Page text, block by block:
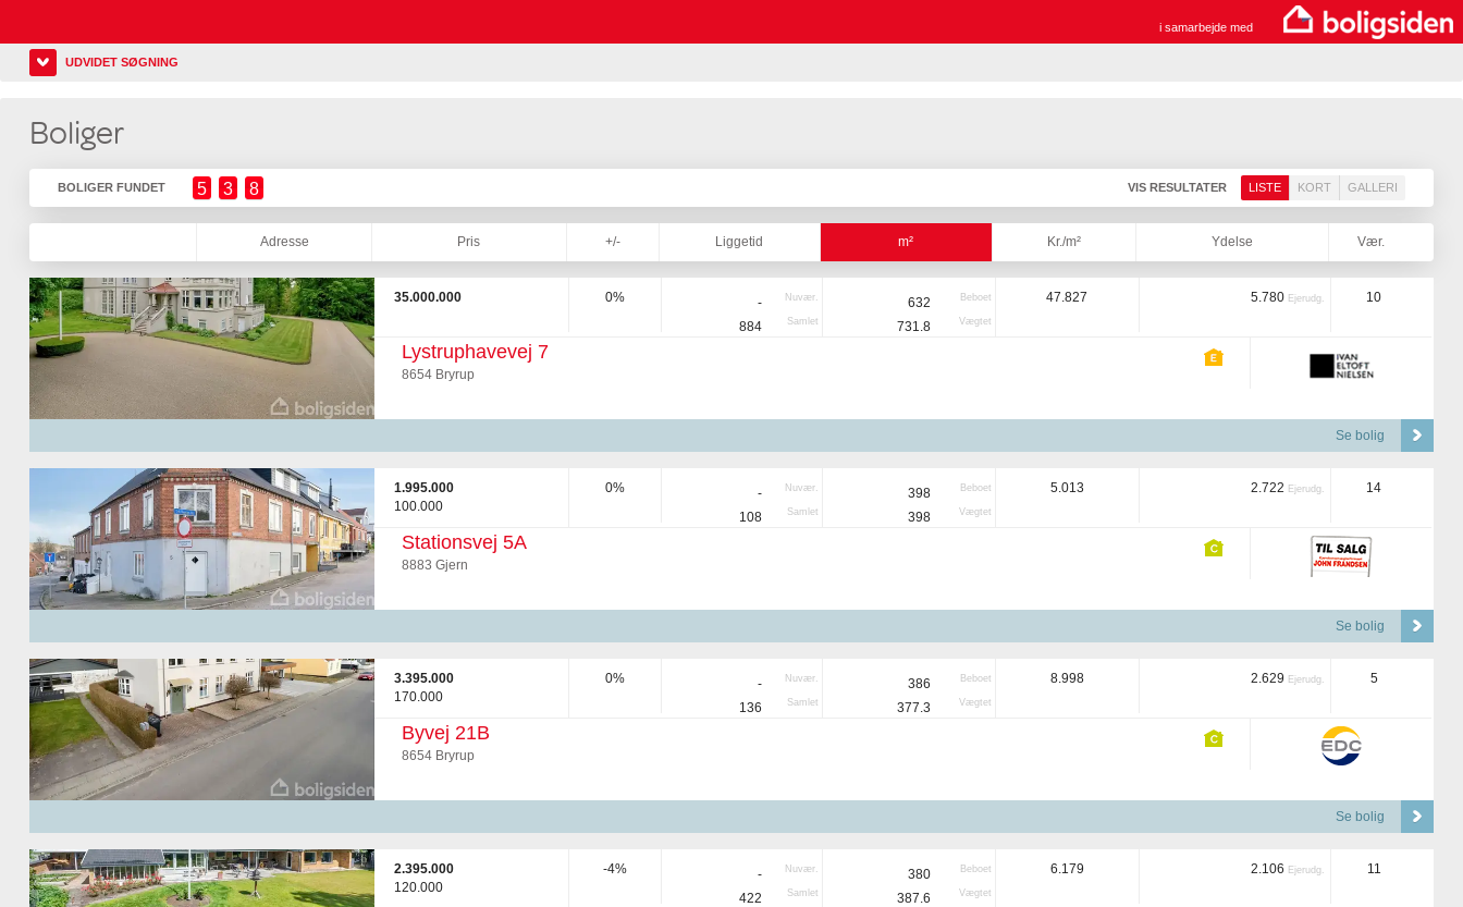
i samarbejde med
UDVIDET SØGNING
Boliger
BOLIGER FUNDET 5 3 8 VIS RESULTATER LISTE KORT GALLERI
Adresse Pris +/- Liggetid m² Kr./m² Ydelse Vær.
35.000.000 0% - Nuvær.
884 Samlet
632 Beboet
731.8 Vægtet
47.827 5.780 Ejerudg. 10
Lystruphavevej 7
8654 Bryrup
Se bolig
1.995.000
100.000
0% - Nuvær.
108 Samlet
398 Beboet
398 Vægtet
5.013 2.722 Ejerudg. 14
Stationsvej 5A
8883 Gjern
Se bolig
3.395.000
170.000
0% - Nuvær.
136 Samlet
386 Beboet
377.3 Vægtet
8.998 2.629 Ejerudg. 5
Byvej 21B
8654 Bryrup
Se bolig
2.395.000
120.000
-4% - Nuvær.
422 Samlet
380 Beboet
387.6 Vægtet
6.179 2.106 Ejerudg. 11